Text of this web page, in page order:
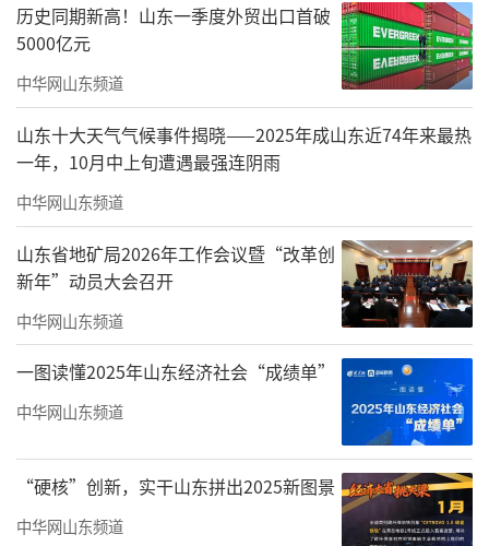
4月12日上午9点，德州市德城区锦绣川景
区岔河东岸，不少市民已带着帐篷、桌椅、野
餐垫等露营装备前来“安营扎寨”。“得早来
占位置，这片林下空地晒不着，离着停车点也
近，拿取东西方便。”市民周茹说，一家四口
每年春天都会抽空来露营，无需费心费力规划
远途行程，家门口就能轻松享受自然野趣。
历史同期新高！山东一季度外贸出口首破
5000亿元
中华网山东频道
山东十大天气气候事件揭晓——2025年成山东近74年来最热
一年，10月中上旬遭遇最强连阴雨
中华网山东频道
山东省地矿局2026年工作会议暨“改革创
新年”动员大会召开
中华网山东频道
一图读懂2025年山东经济社会“成绩单”
中华网山东频道
“硬核”创新，实干山东拼出2025新图景
中华网山东频道